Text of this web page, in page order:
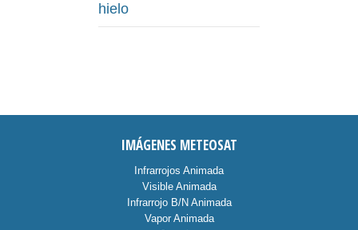
hielo
IMÁGENES METEOSAT
Infrarrojos Animada
Visible Animada
Infrarrojo B/N Animada
Vapor Animada